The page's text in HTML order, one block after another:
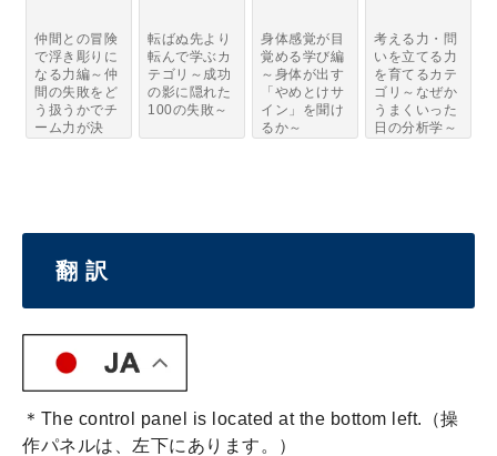
仲間との冒険
で浮き彫りに
なる力編～仲
間の失敗をど
う扱うかでチ
ーム力が決
転ばぬ先より
転んで学ぶカ
テゴリ～成功
の影に隠れた
100の失敗～
身体感覚が目
覚める学び編
～身体が出す
「やめとけサ
イン」を聞け
るか～
考える力・問
いを立てる力
を育てるカテ
ゴリ～なぜか
うまくいった
日の分析学～
翻 訳
＊The control panel is located at the bottom left.（操
作パネルは、左下にあります。）